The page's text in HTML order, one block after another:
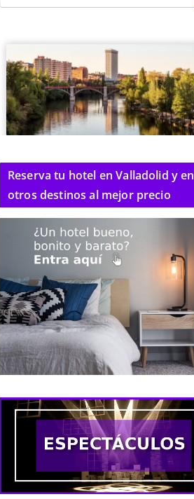
Reserva tu hotel en Valladolid y en
otros destinos al mejor precio